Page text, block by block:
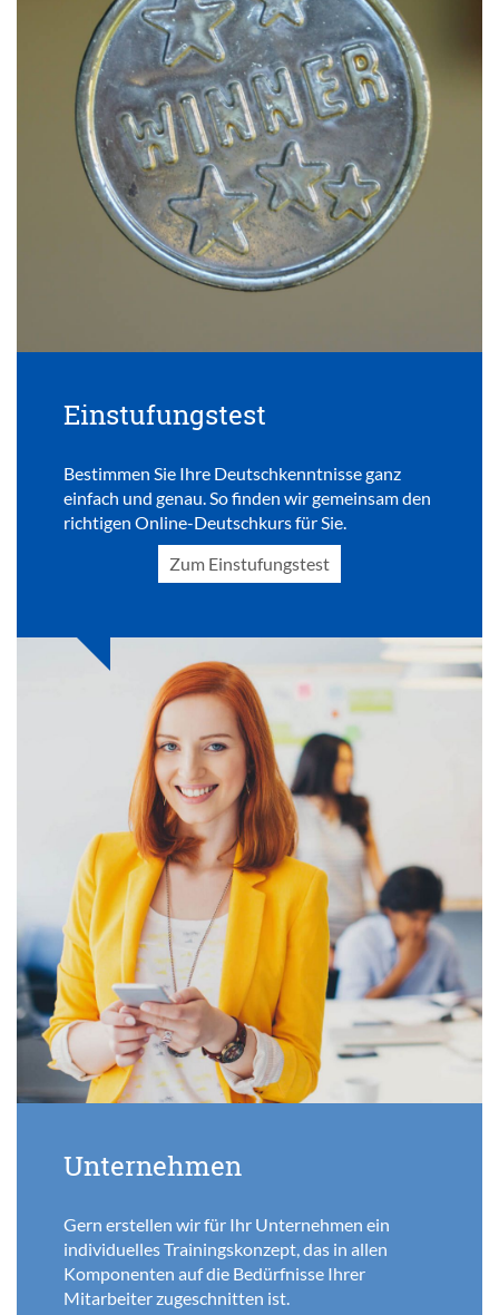
Einstufungstest
Bestimmen Sie Ihre Deutschkenntnisse ganz
einfach und genau. So finden wir gemeinsam den
richtigen Online-Deutschkurs für Sie.
Zum Einstufungstest
Unternehmen
Gern erstellen wir für Ihr Unternehmen ein
individuelles Trainingskonzept, das in allen
Komponenten auf die Bedürfnisse Ihrer
Mitarbeiter zugeschnitten ist.